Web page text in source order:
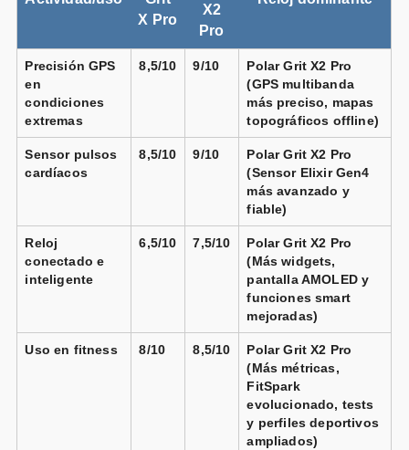
Vendido por
📦 3-5 días · 🚚 Gratis >75€ · 🔄 30 días
Polar - Reloj smartwatch Polar
📦 24-48h · 🚚 Gratis >99€ · 🔄 15-30 días
Polar - Reloj smartwatch Polar
Grit X2 Pro Talla
📦 24-48h · 🚚 Gratis >99€ · 🔄 15-30 días
Polar - Reloj smartwatch Polar Grit X2 Pro
X Pro
X2
Pro
Precisión GPS
en
condiciones
extremas
8,5/10 9/10
Polar Grit X2 Pro
(GPS multibanda
más preciso, mapas
topográficos offline)
Sensor pulsos
cardíacos
8,5/10 9/10
Polar Grit X2 Pro
(Sensor Elixir Gen4
más avanzado y
fiable)
Reloj
conectado e
inteligente
6,5/10 7,5/10
Polar Grit X2 Pro
(Más widgets,
pantalla AMOLED y
funciones smart
mejoradas)
Uso en fitness 8/10 8,5/10
Polar Grit X2 Pro
(Más métricas,
FitSpark
evolucionado, tests
y perfiles deportivos
ampliados)